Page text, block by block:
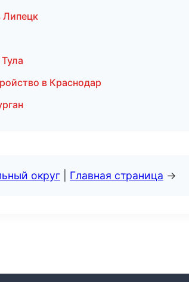
Липецк
в Краснодар
округ Главная страница →